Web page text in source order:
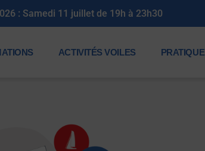
: Samedi 11 juillet de 19h à 23h30
ACTIVITÉS VOILES PRATIQUE